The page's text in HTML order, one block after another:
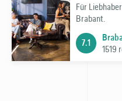
Für
Brabant.
7.1 1519